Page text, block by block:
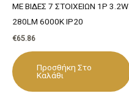
ΜΕ ΒΙΔΕΣ 7 ΣΤΟΙΧΕΙΩΝ 1P 3.2W
280LM 6000K IP20
€65.86
Προσθήκη Στο
Καλάθι